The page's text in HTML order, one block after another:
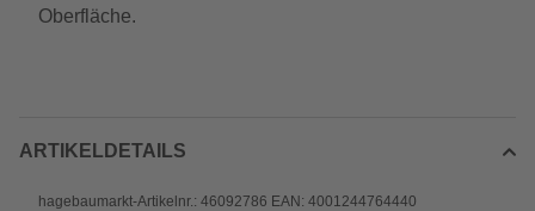
Oberfläche.
ARTIKELDETAILS
hagebaumarkt-Artikelnr.: 46092786 EAN: 4001244764440